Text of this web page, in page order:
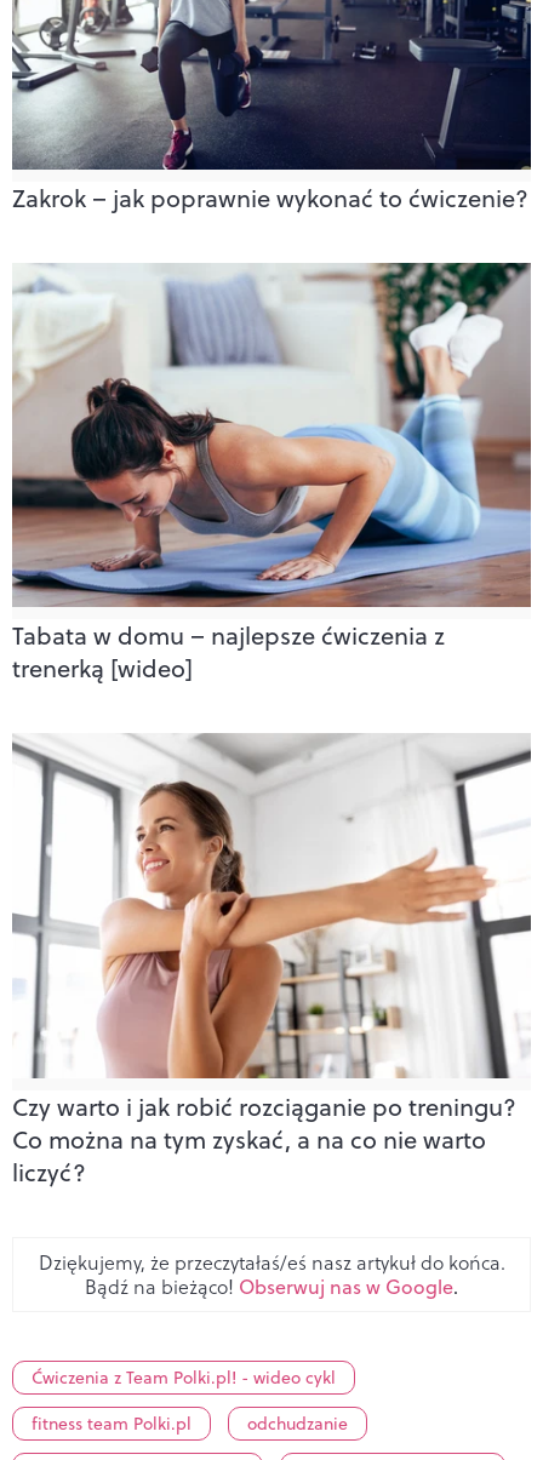
Zakrok – jak poprawnie wykonać to ćwiczenie?
Tabata w domu – najlepsze ćwiczenia z
trenerką [wideo]
Czy warto i jak robić rozciąganie po treningu?
Co można na tym zyskać, a na co nie warto
liczyć?
Dziękujemy, że przeczytałaś/eś nasz artykuł do końca.
Bądź na bieżąco! Obserwuj nas w Google.
Ćwiczenia z Team Polki.pl! - wideo cykl
fitness team Polki.pl
odchudzanie